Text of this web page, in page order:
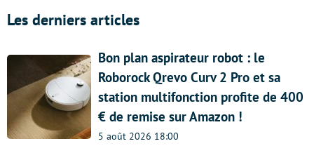
Les derniers articles
Bon plan aspirateur robot : le
Roborock Qrevo Curv 2 Pro et sa
station multifonction profite de 400
€ de remise sur Amazon !
5 août 2026 18:00